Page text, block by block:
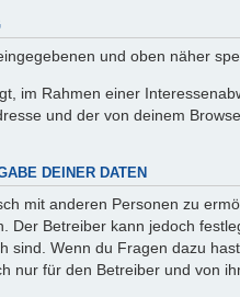
und oben näher
im Rahmen einer
und der von deinem
DEINER DATEN
mit anderen Personen zu
Der Betreiber kann jedoch
sind. Wenn du Fragen dazu
nur für den Betreiber und von